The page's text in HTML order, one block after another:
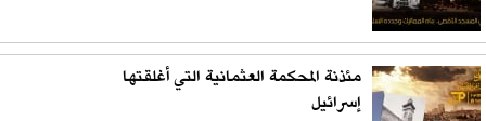
مئذنة المحكمة العثمانية التي أغلقتها
إسرائيل